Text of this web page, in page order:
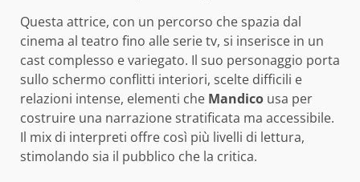
Questa attrice, con un percorso che spazia dal
cinema al teatro fino alle serie tv, si inserisce in un
cast complesso e variegato. Il suo personaggio porta
sullo schermo conflitti interiori, scelte difficili e
relazioni intense, elementi che Mandico usa per
costruire una narrazione stratificata ma accessibile.
Il mix di interpreti offre così più livelli di lettura,
stimolando sia il pubblico che la critica.